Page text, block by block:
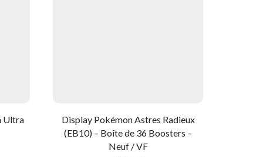
Ultra
Display Pokémon Astres Radieux
(EB10) – Boîte de 36 Boosters –
Neuf / VF